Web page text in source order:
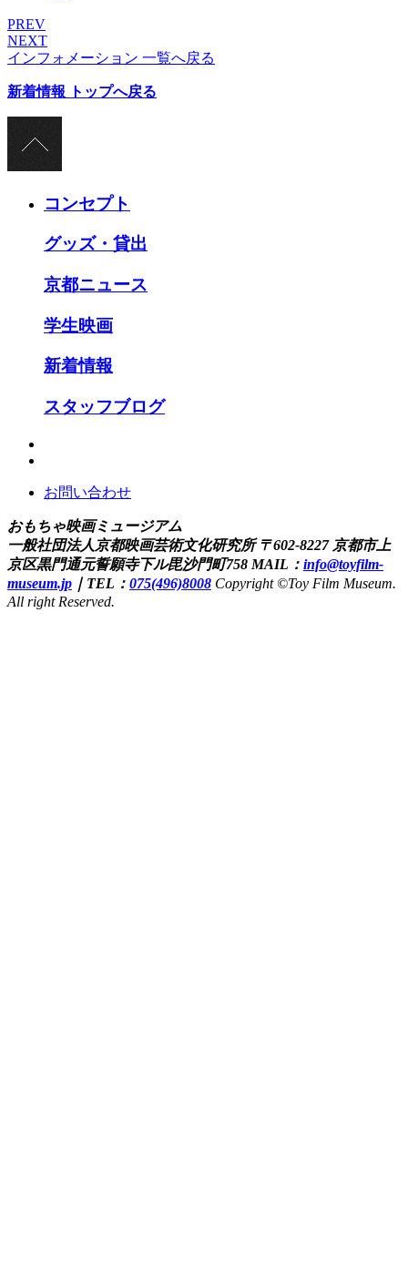
PREV
NEXT
インフォメーション 一覧へ戻る
新着情報 トップへ戻る
コンセプト
グッズ・貸出
京都ニュース
学生映画
新着情報
スタッフブログ
お問い合わせ
おもちゃ映画ミュージアム
一般社団法人京都映画芸術文化研究所 〒602-8227 京都市上
京区黒門通元誓願寺下ル毘沙門町758 MAIL： info@toyfilm-
museum.jp ｜ TEL： 075(496)8008 Copyright ©Toy Film Museum.
All right Reserved.